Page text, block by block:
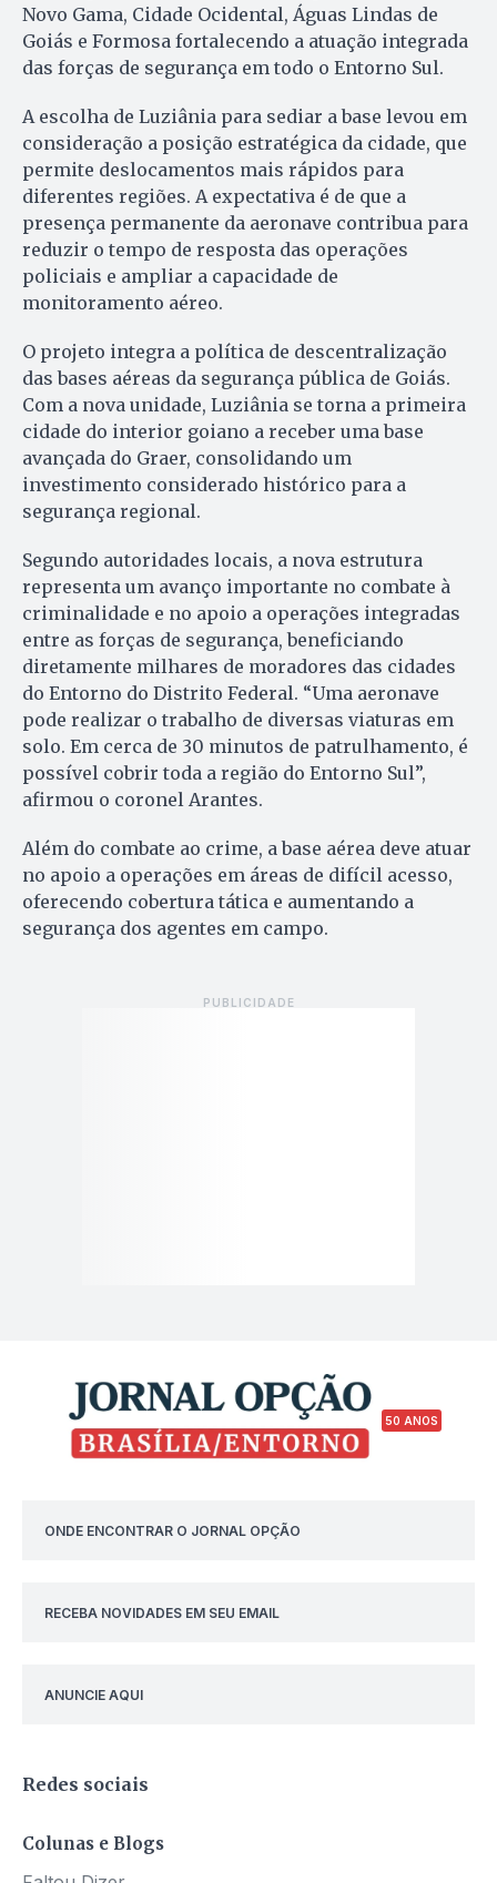
Novo Gama, Cidade Ocidental, Águas Lindas de
Goiás e Formosa fortalecendo a atuação integrada
das forças de segurança em todo o Entorno Sul.
A escolha de Luziânia para sediar a base levou em
consideração a posição estratégica da cidade, que
permite deslocamentos mais rápidos para
diferentes regiões. A expectativa é de que a
presença permanente da aeronave contribua para
reduzir o tempo de resposta das operações
policiais e ampliar a capacidade de
monitoramento aéreo.
O projeto integra a política de descentralização
das bases aéreas da segurança pública de Goiás.
Com a nova unidade, Luziânia se torna a primeira
cidade do interior goiano a receber uma base
avançada do Graer, consolidando um
investimento considerado histórico para a
segurança regional.
Segundo autoridades locais, a nova estrutura
representa um avanço importante no combate à
criminalidade e no apoio a operações integradas
entre as forças de segurança, beneficiando
diretamente milhares de moradores das cidades
do Entorno do Distrito Federal. “Uma aeronave
pode realizar o trabalho de diversas viaturas em
solo. Em cerca de 30 minutos de patrulhamento, é
possível cobrir toda a região do Entorno Sul”,
afirmou o coronel Arantes.
Além do combate ao crime, a base aérea deve atuar
no apoio a operações em áreas de difícil acesso,
oferecendo cobertura tática e aumentando a
segurança dos agentes em campo.
50 ANOS
ONDE ENCONTRAR O JORNAL OPÇÃO
RECEBA NOVIDADES EM SEU EMAIL
ANUNCIE AQUI
Redes sociais
Colunas e Blogs